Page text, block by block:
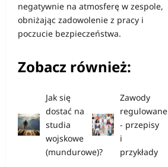
negatywnie na atmosferę w zespole,
obniżając zadowolenie z pracy i
poczucie bezpieczeństwa.
Zobacz również:
Jak się
dostać na
studia
wojskowe
(mundurowe)?
Zawody
regulowane
- przepisy
i
przykłady